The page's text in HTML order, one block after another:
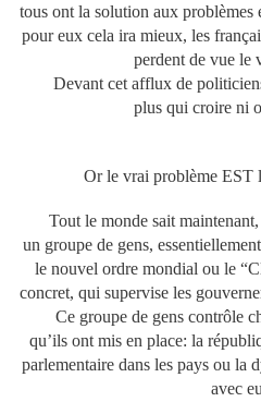
tous ont la solution aux problèmes
pour eux cela ira mieux, les
perdent de vue le
Devant cet afflux de
plus qui croire ni
Or le vrai problème EST
Tout le monde sait maintenant,
un groupe de gens,
le nouvel ordre mondial ou le
concret, qui supervise les
Ce groupe de gens contrôle
qu’ils ont mis en place: la
parlementaire dans les pays ou la
avec